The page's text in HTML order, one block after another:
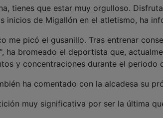
tienes que estar muy orgulloso.
inicios de Migallón en el atletismo, ha
me picó el gusanillo. Tras entrenar
ha bromeado el deportista que,
y concentraciones durante el periodo
ha comentado con la alcadesa su
muy significativa por ser la última